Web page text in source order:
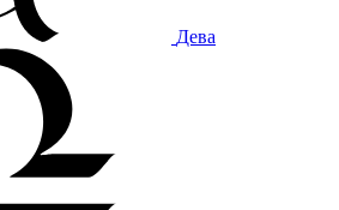
Дева